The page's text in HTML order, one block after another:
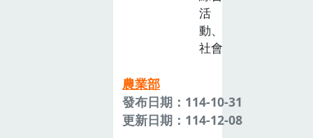
菜，並能與家人
共同製作，並將
實作成果拍照上
google
classroom 繳交
作業。
臨近的農夫市集
擺攤，學習如何
販售雞蛋與其加
工食品。農業有
智慧(智慧農業
介紹、智慧澆灌
系統建置)1.智慧
活
動、
社會
農業部
發布日期：114-10-31
更新日期：114-12-08